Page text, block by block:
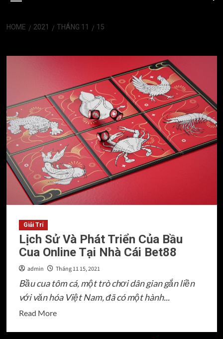
HOME 2021 THÁNG 11 15
Giải Trí
Lịch Sử Và Phát Triển Của Bầu
Cua Online Tại Nhà Cái Bet88
admin Tháng 11 15, 2021
Bầu cua tôm cá, một trò chơi dân gian gắn liền
với văn hóa Việt Nam, đã có một hành...
Read MoreRead